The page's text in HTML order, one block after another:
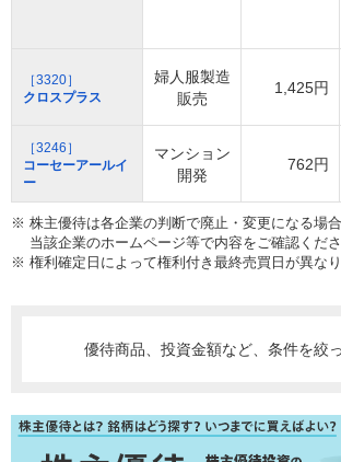
［3320］
クロスプラス
婦人服製造
販売
1,425円
［3246］
コーセーアールイ
ー
マンション
開発
762円
※ 株主優待は各企業の判断で廃止・変更になる場
当該企業のホームページ等で内容をご確認くださ
※ 権利確定日によって権利付き最終売買日が異なり
優待商品、投資金額など、条件を絞